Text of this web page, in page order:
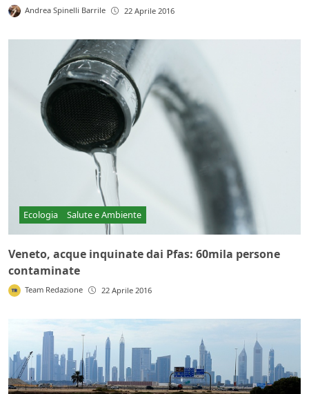
Andrea Spinelli Barrile 22 Aprile 2016
Ecologia Salute e Ambiente
Veneto, acque inquinate dai Pfas: 60mila persone
contaminate
Team Redazione 22 Aprile 2016